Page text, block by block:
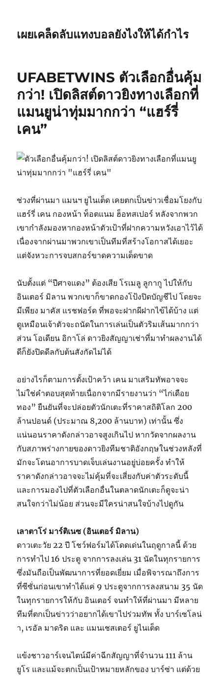
เผยเคล็ดลับแทงบอลยังไงให้ได้กำไร
UFABETWINS ตัวเลือกอื่นคุ้ม
กว่า! เปิดลิสต์ดาวยิงทางเลือกที่
แมนยูน่าทุ่มมากกว่า “แฮร์รี่
เคน”
ช่วงที่ผ่านมา แมนฯ ยูไนเต็ด เคยตกเป็นข่าวเชื่อมโยงกับ
แฮร์รี่ เคน กองหน้า ท็อตแนม ฮ็อทสเปอร์ หลังจากพวก
เขากำลังมองหากองหน้าตัวเป้าที่ฝากความหวังเอาไว้ได้
เนื่องจากผ่านมาพวกเขาเป็นทีมที่สร้างโอกาสได้เยอะ
แต่จังหวะการจบสกอร์ขาดความเด็ดขาด
นับตั้งแต่ “ปีศาจแดง” ต้องเสีย โรเมลู ลูกากู ไปให้กับ
อินเตอร์ มิลาน พวกเขาก็ขาดกองโป้งปิดบัญชีไป โดยจะ
มีเพียง มาคัส แรชฟอร์ด ที่พอจะฝากผีฝากไข้ได้บ้าง แต่
ดูเหมือนเจ้าตัวจะถนัดในการเล่นเป็นตัวริมเส้นมากกว่า
ส่วน โอเดียน อิกาโล่ ดาวยิงสัญญาเช่าที่มาทำผลงานได้
ดีก็ยังปิดดีลกับต้นสังกัดไม่ได้
อย่างไรก็ตามการตั้งเป้าคว้า เคน มาเสริมทัพอาจจะ
ไม่ใช่คำตอบสุดท้ายเนื่อกจากมีรายงานว่า “ไก่เดือย
ทอง” ยืนยันที่จะปล่อยตัวนักเตะที่ราคาสถิติโลก 200
ล้านปอนด์ (ประมาณ 8,200 ล้านบาท) เท่านั้น ซึ่ง
แน่นอนราคาดังกล่าวอาจสูงเกินไป หากวัดจากผลงาน
กับสภาพร่างกายของดาวยิงทีมชาติอังกฤษในช่วงหลังที่
มักจะโดนอาการบาดเจ็บเล่นงานอยู่บ่อยครั้ง ทำให้
ราคาดังกล่าวอาจจะไม่คุ้มที่จะเสี่ยงกับค่าตัวระดับนี้
และการมองไปที่ตัวเลือกอื่นในตลาดนักเตะก็ดูจะน่า
สนใจกว่าไม่น้อย ส่วนจะมีใครน่าสนใจบ้างไปดูกัน
เลาตาโร่ มาร์ติเนซ (อินเตอร์ มิลาน)
ดาวเตะวัย 22 ปี โชว์ฟอร์มได้โดดเด่นในฤดูกาลนี้ ด้วย
การทำไป 16 ประตู จากการลงเล่น 31 นัดในทุกรายการ
ซึ่งมันถือเป็นพัฒนาการที่ยอดเยี่ยม เมื่อพิจารณาถึงการ
ที่ซีซั่นก่อนเขาทำได้แค่ 9 ประตูจากการลงสนาม 35 นัด
ในทุกรายการให้กับ อินเตอร์ จนทำให้ที่ผ่านมา มีหลาย
ทีมที่ตกเป็นข่าวว่าอยากได้เขาไปร่วมทัพ ทั้ง บาร์เซโลน่
า, เรอัล มาดริด และ แมนเชสเตอร์ ยูไนเต็ด
แข้งชาวอาร์เจนไตน์มีค่าฉีกสัญญาที่จำนวน 111 ล้าน
ยูโร และแม้จะตกเป็นเป้าหมายหลักของ บาร์ซ่า แต่ด้วย